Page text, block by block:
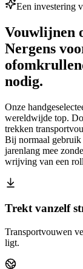
Een investering
Vouwlijnen
Nergens
of
nodig.
Onze
wereldwijde top.
trekken
Bij normaal gebruik
jarenlang mee
wrijving van een
Trekt vanzelf
Transportvouwen
ligt.